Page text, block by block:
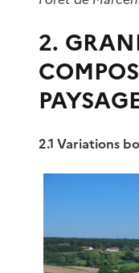
2.
2.1 Variations